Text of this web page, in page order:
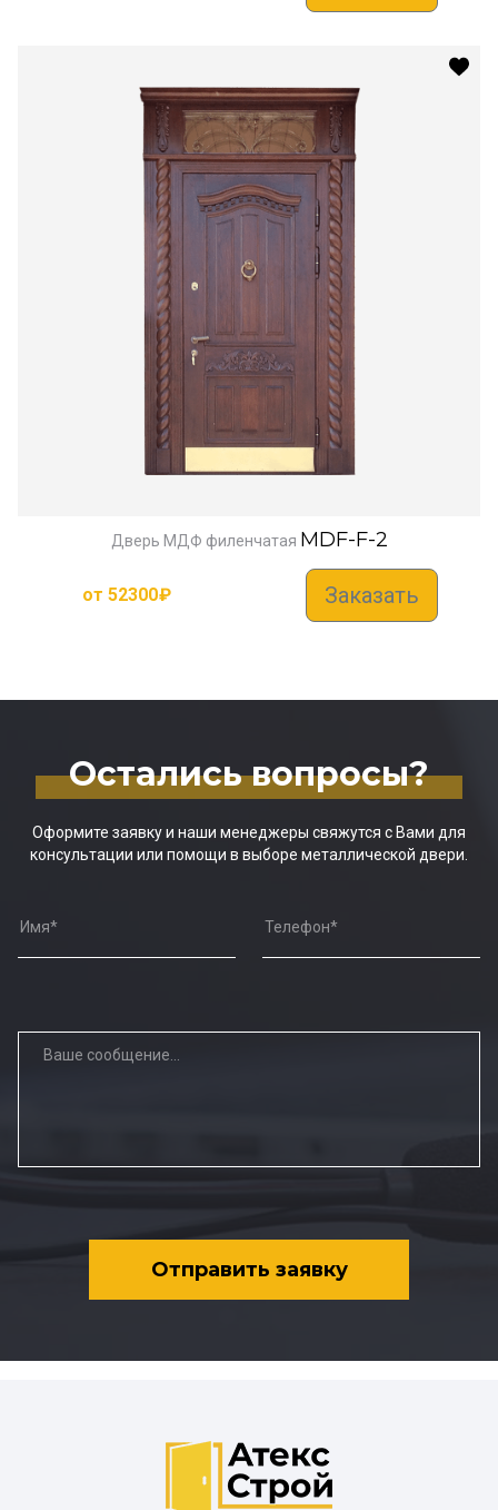
Дверь МДФ филенчатая MDF-F-2
от 52300₽ Заказать
Остались вопросы?
Оформите заявку и наши менеджеры свяжутся с Вами для
консультации или помощи в выборе металлической двери.
Отправить заявку